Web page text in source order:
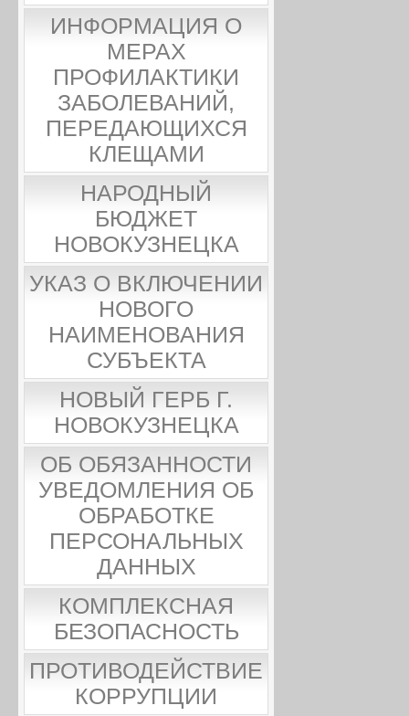
ИНФОРМАЦИЯ О
МЕРАХ
ПРОФИЛАКТИКИ
ЗАБОЛЕВАНИЙ,
ПЕРЕДАЮЩИХСЯ
КЛЕЩАМИ
НАРОДНЫЙ
БЮДЖЕТ
НОВОКУЗНЕЦКА
УКАЗ О ВКЛЮЧЕНИИ
НОВОГО
НАИМЕНОВАНИЯ
СУБЪЕКТА
НОВЫЙ ГЕРБ Г.
НОВОКУЗНЕЦКА
ОБ ОБЯЗАННОСТИ
УВЕДОМЛЕНИЯ ОБ
ОБРАБОТКЕ
ПЕРСОНАЛЬНЫХ
ДАННЫХ
КОМПЛЕКСНАЯ
БЕЗОПАСНОСТЬ
ПРОТИВОДЕЙСТВИЕ
КОРРУПЦИИ